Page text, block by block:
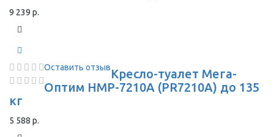
9 239 р.
Оставить отзывКресло-туалет Мега-
Оптим HMP-7210A (PR7210A) до 135
кг
5 588 р.